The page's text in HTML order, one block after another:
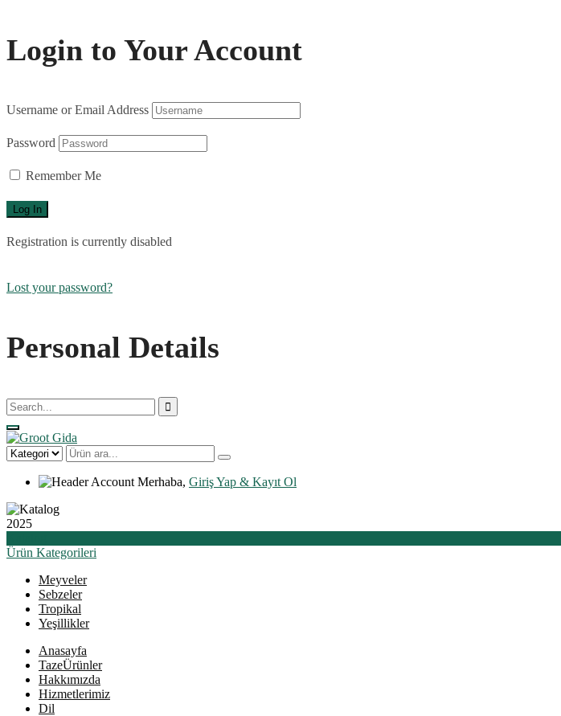
Login to Your Account
Username or Email Address
Password
Remember Me
Registration is currently disabled
Lost your password?
Personal Details
Merhaba, Giriş Yap & Kayıt Ol
2025
Ürün Kategorileri
Meyveler
Sebzeler
Tropikal
Yeşillikler
Anasayfa
TazeÜrünler
Hakkımızda
Hizmetlerimiz
Dil